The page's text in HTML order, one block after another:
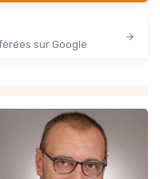
sur Google